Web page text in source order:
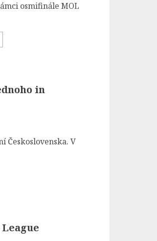
osmifinále MOL
in
Československa. V